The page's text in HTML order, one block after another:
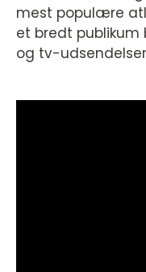
mest populære
et bredt
og tv-